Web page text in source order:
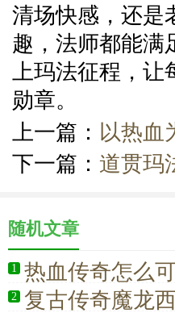
清场快感，还是
趣，法师都能满
上玛法征程，让
勋章。
上一篇： 以热血
下一篇： 道贯玛
随机文章
1 热血传奇怎么
2 复古传奇魔龙